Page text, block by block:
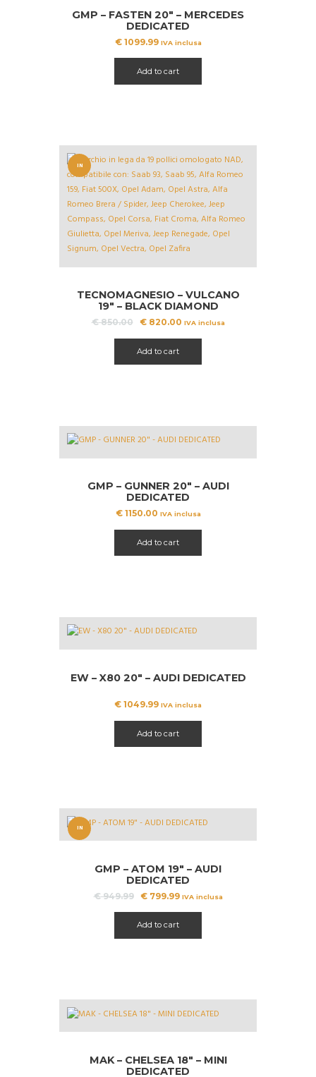
GMP – FASTEN 20″ – MERCEDES
DEDICATED
€1099.99 IVA inclusa
Add to cart
IN
OFFERT
A!
TECNOMAGNESIO – VULCANO
19″ – BLACK DIAMOND
€850.00
Il
era:
€ 850.00.
€820.00Il
€ 820.00.
IVA inclusa
Add to cart
GMP – GUNNER 20″ – AUDI
DEDICATED
€1150.00 IVA inclusa
Add to cart
EW – X80 20″ – AUDI DEDICATED
€ 1049.99 IVA inclusa
Add to cart
IN
GMP – ATOM 19″ – AUDI
DEDICATED
€949.99
Il
era:
€ 949.99.
€799.99Il
è:
€ 799.99.
IVA inclusa
Add to cart
MAK – CHELSEA 18″ – MINI
DEDICATED